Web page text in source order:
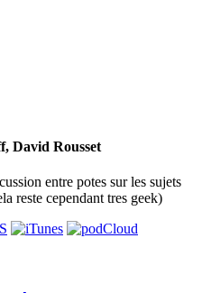
David Rousset
entre potes sur les sujets
reste cependant tres geek)